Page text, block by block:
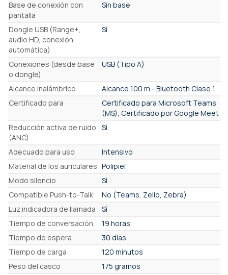
Base de conexión con
pantalla
Sin base
Dongle USB (Range+,
audio HD, conexión
automática)
Sí
Conexiones (desde base
o dongle)
USB (Tipo A)
Alcance inalámbrico
Alcance 100 m - Bluetooth Clase 1
Certificado para
Certificado para Microsoft Teams
(MS), Certificado por Google Meet
Reducción activa de ruido
(ANC)
Sí
Adecuado para uso
Intensivo
Material de los auriculares Polipiel
Modo silencio
Sí
Compatible Push-to-Talk
No (Teams, Zello, Zebra)
Luz indicadora de llamada
Sí
Tiempo de conversación
19 horas
Tiempo de espera
30 días
Tiempo de carga
120 minutos
Peso del casco
175 gramos